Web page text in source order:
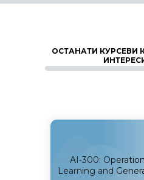
ОСТАНАТИ КУРСЕВИ
AI‑300:
Learning and